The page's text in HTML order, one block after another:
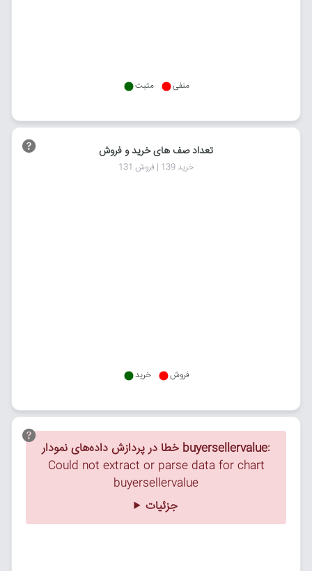
مثبت منفی
تعداد صف های خرید و فروش
خرید 139 | فروش 131
خرید فروش
خطا در پردازش داده‌های نمودار buyersellervalue:
Could not extract or parse data for chart
buyersellervalue
جزئیات